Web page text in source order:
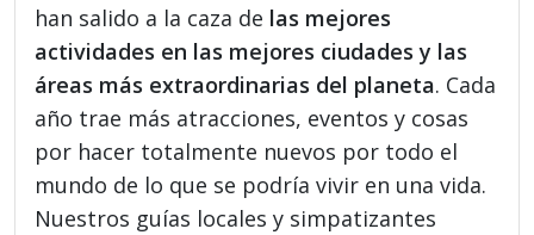
han salido a la caza de las mejores
actividades en las mejores ciudades y las
áreas más extraordinarias del planeta. Cada
año trae más atracciones, eventos y cosas
por hacer totalmente nuevos por todo el
mundo de lo que se podría vivir en una vida.
Nuestros guías locales y simpatizantes